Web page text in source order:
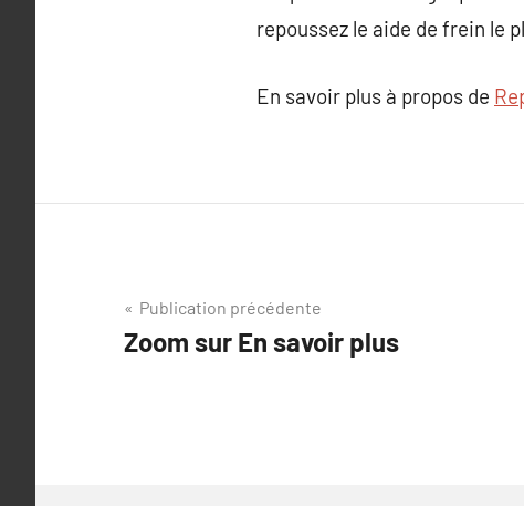
repoussez le aide de frein le
En savoir plus à propos de
Navigation
de
Publication précédente
Zoom sur En savoir plus